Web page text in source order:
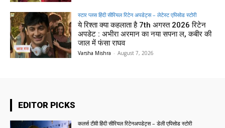
स्टार प्लस हिंदी सीरियल रिटेन अपडेट्स – लेटेस्ट एपिसोड स्टोरी
ये रिश्ता क्या कहलाता है 7th अगस्त 2026 रिटेन
अपडेट : अभीरा अरमान का नया सपना ल, कबीर की
जाल में फंसा राघव
Varsha Mishra - August 7, 2026
EDITOR PICKS
कलर्स टीवी हिंदी सीरियल रिटेनअपडेट्स – डेली एपिसोड स्टोरी